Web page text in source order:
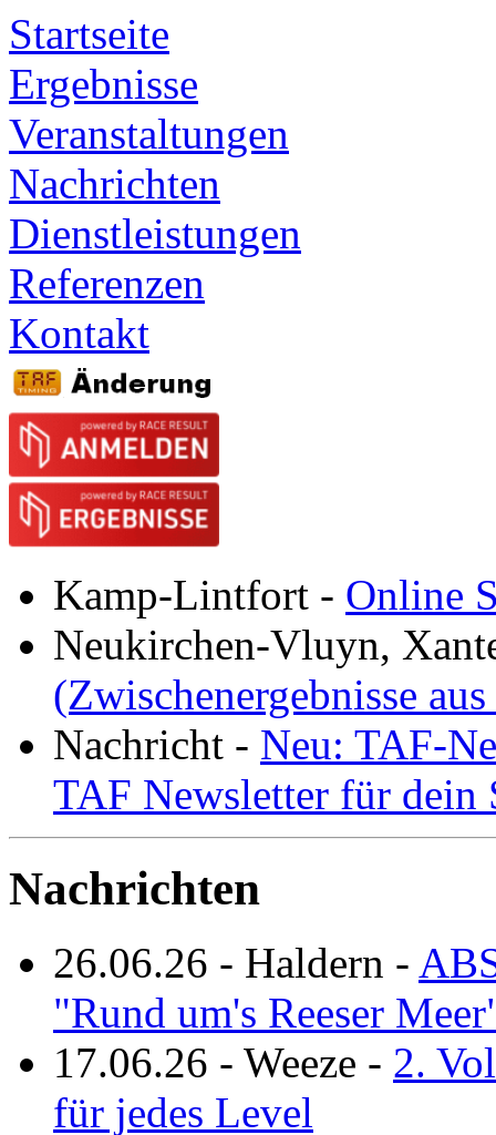
Startseite
Ergebnisse
Veranstaltungen
Nachrichten
Dienstleistungen
Referenzen
Kontakt
Kamp-Lintfort - Online
Neukirchen-Vluyn,
(Zwischenergebnisse
Nachricht - Neu: TAF-
TAF Newsletter für dein
Nachrichten
26.06.26 - Haldern -
"Rund um's Reeser
17.06.26 - Weeze - 2.
für jedes Level